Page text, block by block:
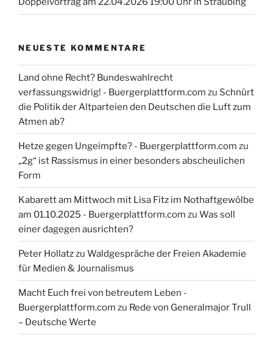
NEUESTE KOMMENTARE
Land ohne Recht? Bundeswahlrecht
verfassungswidrig! - Buergerplattform.com zu Schnürt
die Politik der Altparteien den Deutschen die Luft zum
Atmen ab?
Hetze gegen Ungeimpfte? - Buergerplattform.com zu
„2g“ ist Rassismus in einer besonders abscheulichen
Form
Kabarett am Mittwoch mit Lisa Fitz im Nothaftgewölbe
am 01.10.2025 - Buergerplattform.com zu Was soll
einer dagegen ausrichten?
Peter Hollatzzu Waldgespräche der Freien Akademie
für Medien & Journalismus
Macht Euch frei von betreutem Leben -
Buergerplattform.com zu Rede von Generalmajor Trull
– Deutsche Werte